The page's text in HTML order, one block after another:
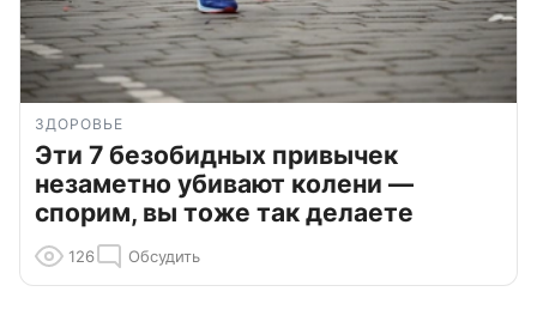
ЗДОРОВЬЕ
Эти 7 безобидных привычек
незаметно убивают колени —
спорим, вы тоже так делаете
126 Обсудить